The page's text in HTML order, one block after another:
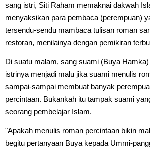
sang istri, Siti Raham memaknai dakwah
menyaksikan para pembaca (perempuan)
tersendu-sendu mambaca tulisan roman
restoran, menilainya dengan pemikiran
Di suatu malam, sang suami (Buya
istrinya menjadi malu jika suami menulis
sampai-sampai membuat banyak
percintaan. Bukankah itu tampak suami
seorang pembelajar Islam.
"Apakah menulis roman percintaan bikin
begitu pertanyaan Buya kepada Ummi-